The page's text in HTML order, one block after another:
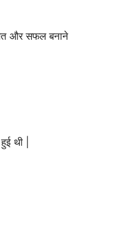
और सफल बनाने
थी |